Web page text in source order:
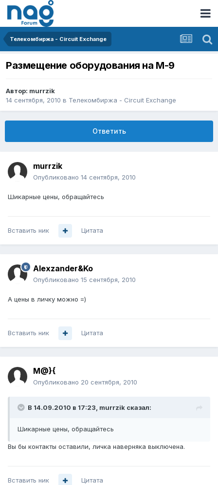
Телекомбиржа - Circuit Exchange
Размещение оборудования на М-9
Автор: murrzik
14 сентября, 2010 в Телекомбиржа - Circuit Exchange
Ответить
murrzik
Опубликовано 14 сентября, 2010
Шикарные цены, обращайтесь
Вставить ник Цитата
Alexzander&Ko
Опубликовано 15 сентября, 2010
А цены в личку можно =)
Вставить ник Цитата
M@}{
Опубликовано 20 сентября, 2010
В 14.09.2010 в 17:23, murrzik сказал:
Шикарные цены, обращайтесь
Вы бы контакты оставили, личка наверняка выключена.
Вставить ник Цитата